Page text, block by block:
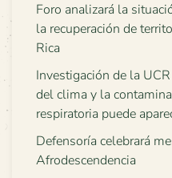
Foro analizará la
la recuperación de
Rica
Investigación de la
del clima y la
respiratoria puede
Defensoría celebrará
Afrodescendencia